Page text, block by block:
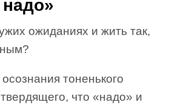
ожиданиях и жить так,
тоненького
что «надо» и